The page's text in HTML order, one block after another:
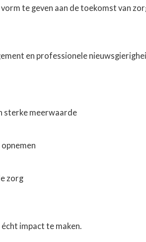
te geven aan de toekomst van
en professionele
sterke meerwaarde
zorg
impact te maken.